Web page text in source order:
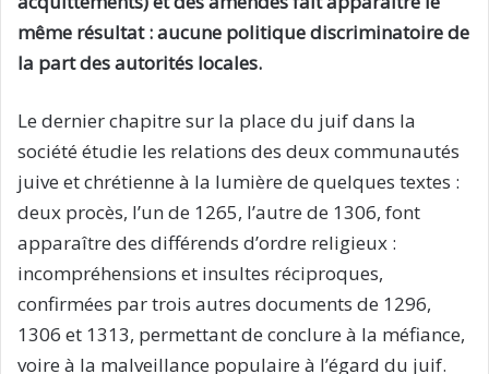
même résultat : aucune politique discriminatoire de
la part des autorités locales.
Le dernier chapitre sur la place du juif dans la
société étudie les relations des deux communautés
juive et chrétienne à la lumière de quelques textes :
deux procès, l’un de 1265, l’autre de 1306, font
apparaître des différends d’ordre religieux :
incompréhensions et insultes réciproques,
confirmées par trois autres documents de 1296,
1306 et 1313, permettant de conclure à la méfiance,
voire à la malveillance populaire à l’égard du juif.